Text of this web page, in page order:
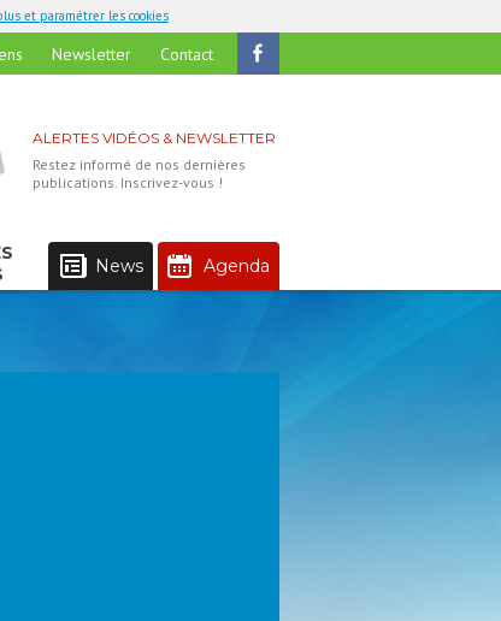
et paramétrer les cookies
Newsletter Contact
ALERTES VIDÉOS & NEWSLETTER
Restez informé de nos dernières
publications. Inscrivez-vous !
News Agenda